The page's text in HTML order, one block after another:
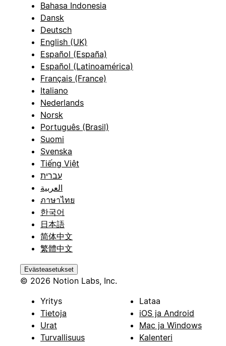
Bahasa Indonesia
Dansk
Deutsch
English (UK)
Español (España)
Español (Latinoamérica)
Français (France)
Italiano
Nederlands
Norsk
Português (Brasil)
Suomi
Svenska
Tiếng Việt
עברית
العربية
ภาษาไทย
한국어
日本語
简体中文
繁體中文
Evästeasetukset
© 2026 Notion Labs, Inc.
Yritys
Tietoja
Urat
Turvallisuus
Lataa
iOS ja Android
Mac ja Windows
Kalenteri